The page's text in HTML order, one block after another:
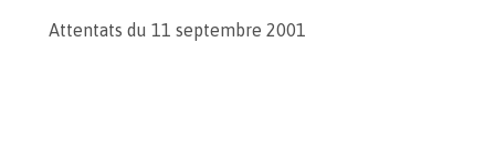
Attentats du 11 septembre 2001